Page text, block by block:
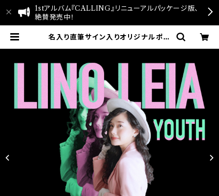
1stアルバム『CALLING』リニューアルパッケージ版、
絶賛発売中！
名入り直筆サイン入りオリジナルポス
H" (ユース)【WEB限定特典カード
付】 | LINO LEIA_リノレイア_Of
ficial Web Site & Store